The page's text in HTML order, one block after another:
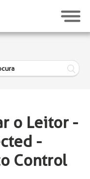
o Leitor -
-
Control